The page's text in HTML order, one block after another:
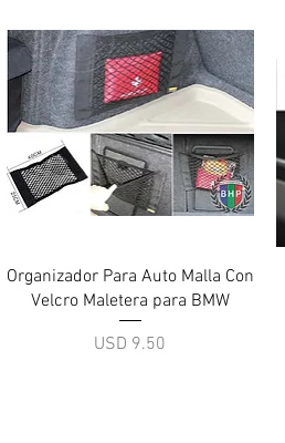
Vista rápida
Organizador Para Auto Malla Con
Velcro Maletera para BMW
Precio
USD 9.50